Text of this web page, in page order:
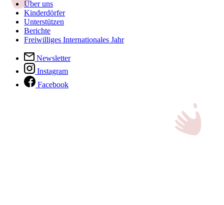
Über uns
Kinderdörfer
Unterstützen
Berichte
Freiwilliges Internationales Jahr
Newsletter
Instagram
Facebook